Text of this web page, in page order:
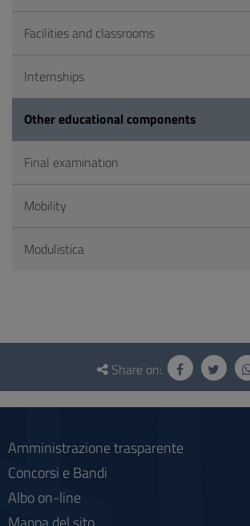
Facilities and classrooms
Internships
Other educational components
Final examination
Mobility
Modulistica
Questionnaire
social
Share on:
Amministrazione trasparente
Concorsi e Bandi
Albo on-line